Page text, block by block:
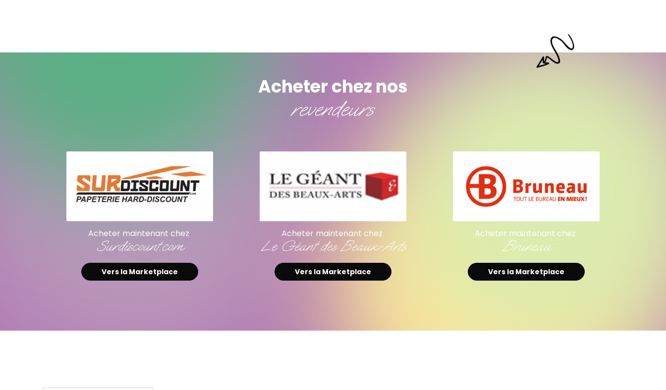
Acheter chez nos
revendeurs
Acheter maintenant chez
Surdiscount.com
Vers la Marketplace
Acheter maintenant chez
Le Géant des Beaux-Arts
Vers la Marketplace
Acheter maintenant chez
Bruneau
Vers la Marketplace